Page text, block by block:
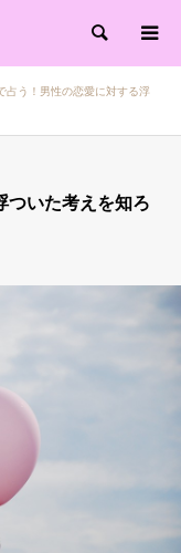
検索
占う！男性の恋愛に対する浮
ついた考えを知ろ